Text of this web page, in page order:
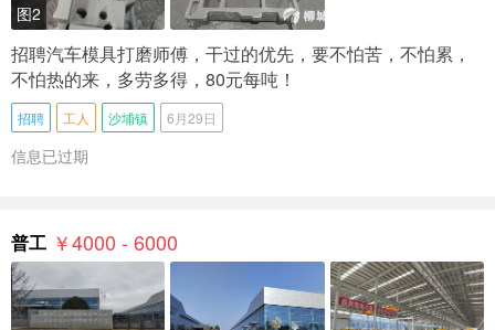
图2
招聘汽车模具打磨师傅，干过的优先，要不怕苦，不怕累，
不怕热的来，多劳多得，80元每吨！
招聘 工人 沙埔镇 6月29日
信息已过期
普工 ￥4000 - 6000